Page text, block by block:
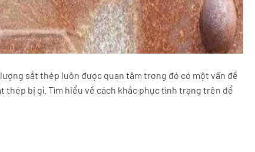
sắt thép luôn được quan tâm trong đó có một vấn đề
thép bị gỉ. Tìm hiểu về cách khắc phục tình trạng trên để